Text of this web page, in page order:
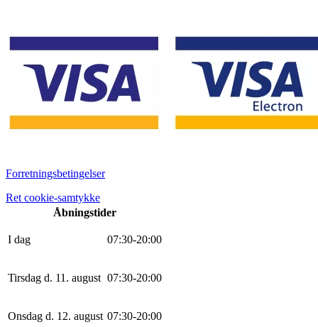
Forretningsbetingelser
Ret cookie-samtykke
Åbningstider
I dag 07:30-20:00
Tirsdag d. 11. august 07:30-20:00
Onsdag d. 12. august 07:30-20:00